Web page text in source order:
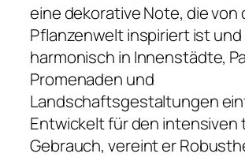
eine dekorative Note, die von
Pflanzenwelt inspiriert ist und
harmonisch in Innenstädte,
Promenaden und
Landschaftsgestaltungen
Entwickelt für den intensiven
Gebrauch, vereint er